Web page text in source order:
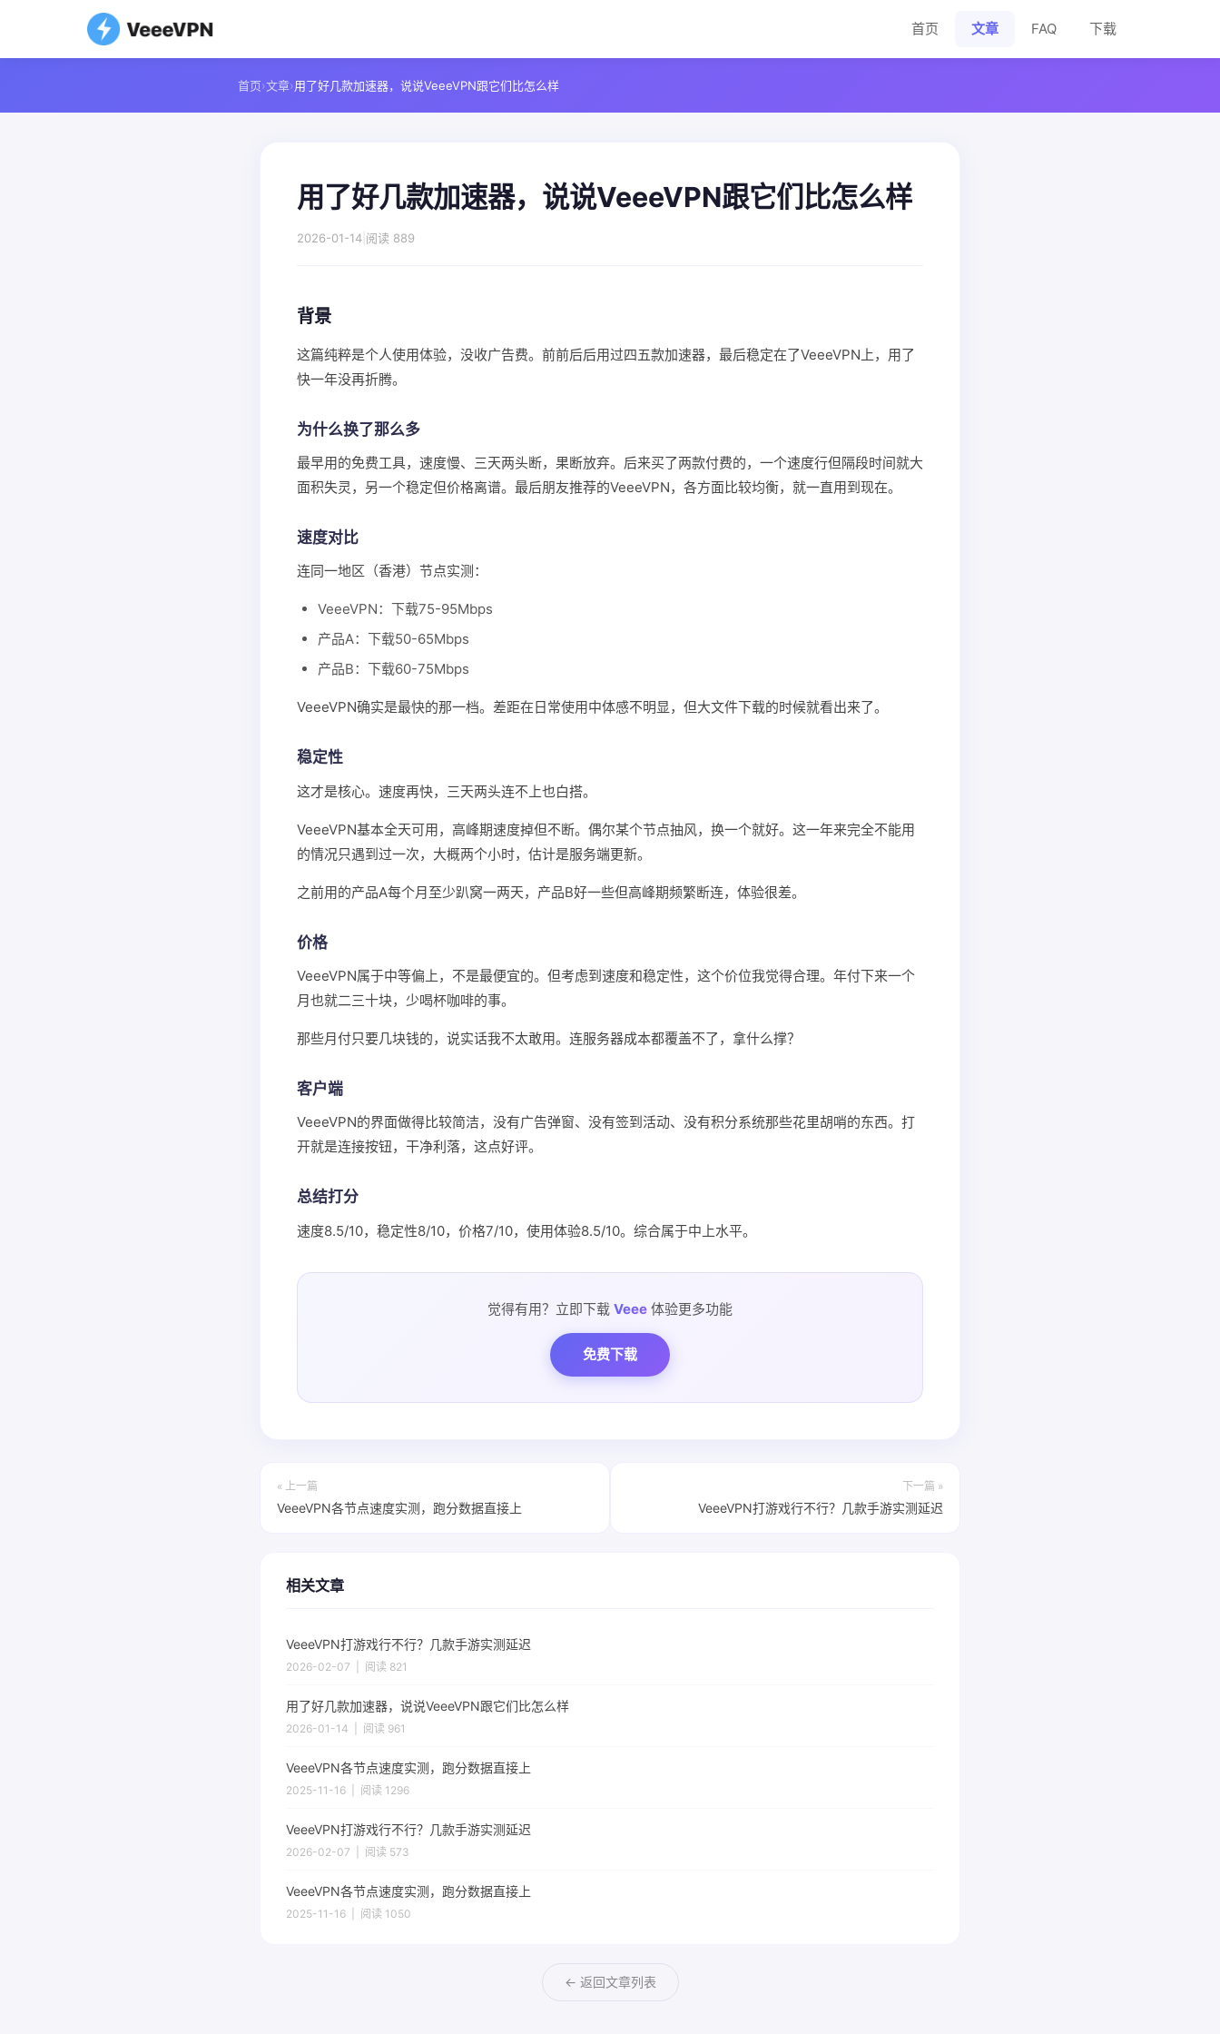
首页 文章 FAQ 下载
首页›文章›用了好几款加速器，说说VeeeVPN跟它们比怎么样
用了好几款加速器，说说VeeeVPN跟它们比怎么样
2026-01-14 阅读 889
背景
这篇纯粹是个人使用体验，没收广告费。前前后后用过四五款加速器，最后稳定在了VeeeVPN上，用了
快一年没再折腾。
为什么换了那么多
最早用的免费工具，速度慢、三天两头断，果断放弃。后来买了两款付费的，一个速度行但隔段时间就大
面积失灵，另一个稳定但价格离谱。最后朋友推荐的VeeeVPN，各方面比较均衡，就一直用到现在。
速度对比
连同一地区（香港）节点实测：
VeeeVPN：下载75-95Mbps
产品A：下载50-65Mbps
产品B：下载60-75Mbps
VeeeVPN确实是最快的那一档。差距在日常使用中体感不明显，但大文件下载的时候就看出来了。
稳定性
这才是核心。速度再快，三天两头连不上也白搭。
VeeeVPN基本全天可用，高峰期速度掉但不断。偶尔某个节点抽风，换一个就好。这一年来完全不能用
的情况只遇到过一次，大概两个小时，估计是服务端更新。
之前用的产品A每个月至少趴窝一两天，产品B好一些但高峰期频繁断连，体验很差。
价格
VeeeVPN属于中等偏上，不是最便宜的。但考虑到速度和稳定性，这个价位我觉得合理。年付下来一个
月也就二三十块，少喝杯咖啡的事。
那些月付只要几块钱的，说实话我不太敢用。连服务器成本都覆盖不了，拿什么撑？
客户端
VeeeVPN的界面做得比较简洁，没有广告弹窗、没有签到活动、没有积分系统那些花里胡哨的东西。打
开就是连接按钮，干净利落，这点好评。
总结打分
速度8.5/10，稳定性8/10，价格7/10，使用体验8.5/10。综合属于中上水平。
觉得有用？立即下载 Veee 体验更多功能
免费下载
« 上一篇
VeeeVPN各节点速度实测，跑分数据直接上
下一篇 »
VeeeVPN打游戏行不行？几款手游实测延迟
相关文章
VeeeVPN打游戏行不行？几款手游实测延迟
2026-02-07 | 阅读 821
用了好几款加速器，说说VeeeVPN跟它们比怎么样
2026-01-14 | 阅读 961
VeeeVPN各节点速度实测，跑分数据直接上
2025-11-16 | 阅读 1296
VeeeVPN打游戏行不行？几款手游实测延迟
2026-02-07 | 阅读 573
VeeeVPN各节点速度实测，跑分数据直接上
2025-11-16 | 阅读 1050
← 返回文章列表